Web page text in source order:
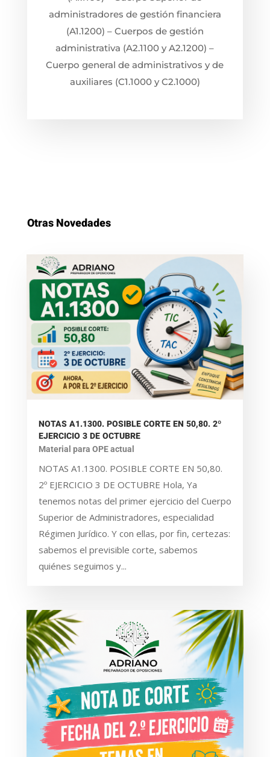
administradores de gestión financiera
(A1.1200) – Cuerpos de gestión
administrativa (A2.1100 y A2.1200) –
Cuerpo general de administrativos y de
auxiliares (C1.1000 y C2.1000)
Otras Novedades
NOTAS A1.1300. POSIBLE CORTE EN 50,80. 2º
EJERCICIO 3 DE OCTUBRE
Material para OPE actual
NOTAS A1.1300. POSIBLE CORTE EN 50,80.
2º EJERCICIO 3 DE OCTUBRE Hola, Ya
tenemos notas del primer ejercicio del Cuerpo
Superior de Administradores, especialidad
Régimen Jurídico. Y con ellas, por fin, certezas:
sabemos el previsible corte, sabemos
quiénes seguimos y...